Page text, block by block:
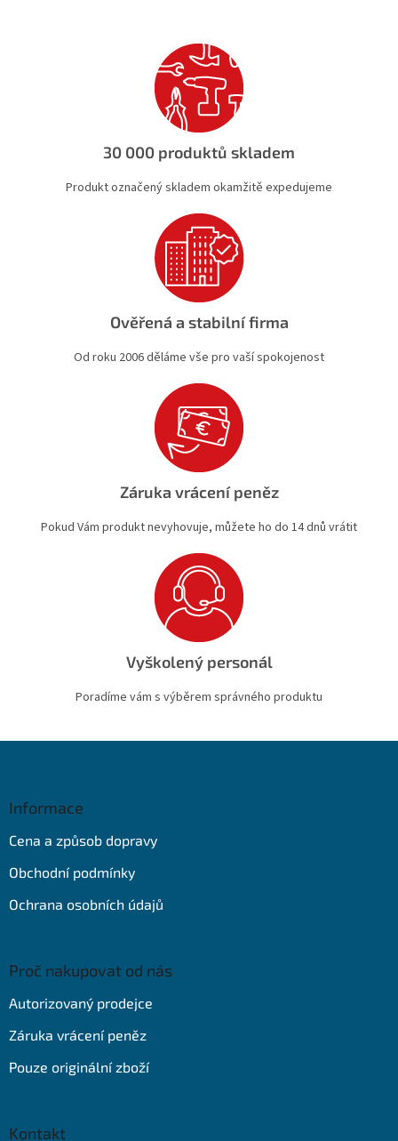
p
r
v
k
y
ý
p
s
u
30 000 produktů skladem
Produkt označený skladem okamžitě expedujeme
Ověřená a stabilní firma
Od roku 2006 děláme vše pro vaší spokojenost
Záruka vrácení peněz
Pokud Vám produkt nevyhovuje, můžete ho do 14 dnů vrátit
Vyškolený personál
Poradíme vám s výběrem správného produktu
Informace
Cena a způsob dopravy
Obchodní podmínky
Ochrana osobních údajů
Proč nakupovat od nás
Autorizovaný prodejce
Záruka vrácení peněz
Pouze originální zboží
Kontakt